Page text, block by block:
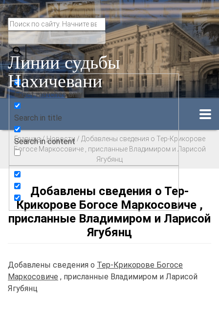
Линии судьбы
Нахичевани
Exact matches only
Search in title
Search in content
Главная/ Новости / Добавлены сведения о Тер-Крикорове
Богосе Маркосовиче , присланные Владимиром и Ларисой
Ягубянц
Добавлены сведения о Тер-
Крикорове Богосе Маркосовиче ,
присланные Владимиром и Ларисой
Ягубянц
Добавлены сведения о Тер-Крикорове Богосе
Маркосовиче , присланные Владимиром и Ларисой
Ягубянц